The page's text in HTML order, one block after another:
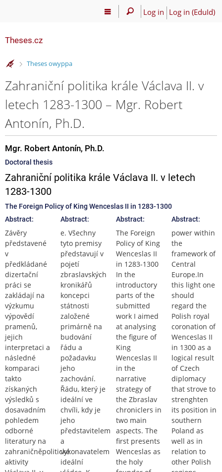
Log in Log in (EduId)
Theses.cz
>
Theses owyppa
Zahraniční politika krále Václava II. v
letech 1283-1300 – Mgr. Robert
Antonín, Ph.D.
Mgr. Robert Antonín, Ph.D.
Doctoral thesis
Zahraniční politika krále Václava II. v letech
1283-1300
The Foreign Policy of King Wenceslas II in 1283-1300
Abstract:
Závěry
představené
v
předkládané
dizertační
práci se
zakládají na
výzkumu
výpovědí
pramenů,
jejich
interpretaci a
následné
komparaci
takto
získaných
výsledků s
dosavadním
pohledem
odborné
literatury na
zahraničněpolitické
aktivity
Abstract:
e. Všechny
tyto premisy
představují v
pojetí
zbraslavských
kronikářů
koncepci
státnosti
založené
primárně na
budování
řádu a
požadavku
jeho
zachování.
Řádu, který je
ideální ve
chvíli, kdy je
jeho
představitelem
a
vykonavatelem
ideální
Abstract:
The Foreign
Policy of King
Wenceslas II
in 1283-1300
In the
introductory
parts of the
submitted
work I aimed
at analysing
the figure of
King
Wenceslas II
in the
narrative
strategy of
the Zbraslav
chroniclers in
two main
aspects. The
first presents
Wenceslas as
the holy
Abstract:
power within
the
framework of
Central
Europe.In
this light one
should
regard the
Polish royal
coronation of
Wenceslas II
in 1300 as a
logical result
of Czech
diplomacy
that strove to
strenghten
its position in
southern
Poland as
well as in
relation to
other Polish